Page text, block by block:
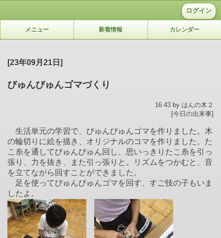
ログイン
メニュー 新着情報 カレンダー
[23年09月21日]
びゅんびゅんゴマづくり
16:43 by はんの木２
[今日の出来事]
生活単元の学習で、びゅんびゅんゴマを作りました。木
の輪切りに絵を描き、オリジナルのコマを作りました。た
こ糸を通してびゅんびゅん回し、思いっきりたこ糸を引っ
張り、力を抜き、また引っ張りと。リズムをつかむと、音
を立てながら回すことができました。
足を使ってびゅんびゅんゴマを回す、すご技の子もいま
したよ。